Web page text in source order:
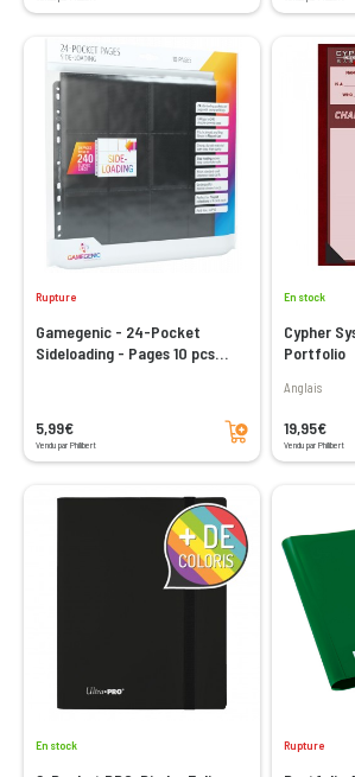
Rupture
Gamegenic - 24-Pocket
Sideloading - Pages 10 pcs
5,99€
Vendu par Philibert
Ajouter au panier
En stock
Cypher
Portfolio
Anglais
19,95€
Vendu par Philibert
En stock Rupture